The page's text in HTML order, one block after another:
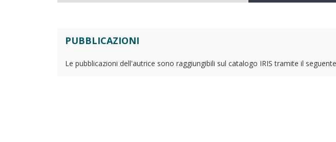
PUBBLICAZIONI
Le pubblicazioni dell'autrice sono raggiungibili sul catalogo IRIS tramite il seguente